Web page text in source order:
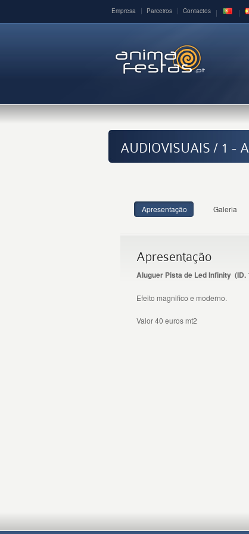
Empresa Parceiros Contactos
AUDIOVISUAIS / 1 -
Apresentação Galeria
Apresentação
Aluguer Pista de Led Infinity (ID.
Efeito magnifico e moderno.
Valor 40 euros mt2